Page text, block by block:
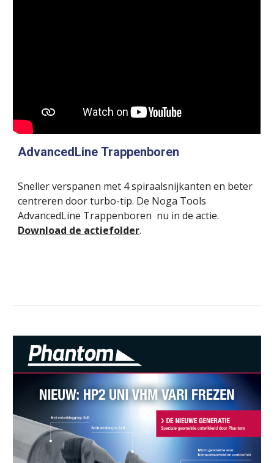
AdvancedLine Trappenboren
Sneller verspanen met 4 spiraalsnijkanten en beter
centreren door turbo-tip. De Noga Tools
AdvancedLine Trappenboren  nu in de actie.
Download de actiefolder.